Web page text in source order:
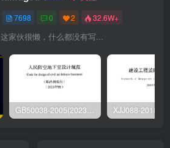
7698 0 2 32.6W+
这家伙很懒，什么都没有写...